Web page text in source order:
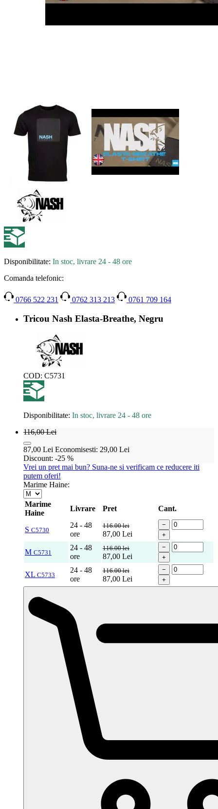
Disponibilitate: In stoc, livrare 24 - 48 ore
Comanda telefonic:
0766 522 231 0762 313 213 0761 709 164
Tricou Nash Elasta-Breathe, Negru
COD: C5731
Disponibilitate: In stoc, livrare 24 - 48 ore
116,00 Lei
87,00 Lei Economisesti: 29,00 Lei
Discount: -25 %
Vrei un pret mai bun? Suna-ne si verificam ce reducere iti
putem oferi!
Marime Haine:
Marime
Haine
Livrare Pret Cant.
S C5730
24 - 48
ore
116.00 lei
87,00 Lei
−
+
M C5731
24 - 48
ore
116.00 lei
87,00 Lei
−
+
XL C5733
24 - 48
ore
116.00 lei
87,00 Lei
−
+